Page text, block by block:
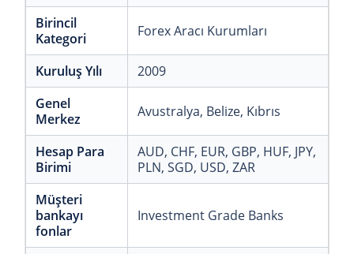
Birincil
Kategori
Forex Aracı Kurumları
Kuruluş Yılı
2009
Genel
Merkez
Avustralya, Belize, Kıbrıs
Hesap Para
Birimi
AUD, CHF, EUR, GBP, HUF, JPY,
PLN, SGD, USD, ZAR
Müşteri
bankayı
fonlar
Investment Grade Banks